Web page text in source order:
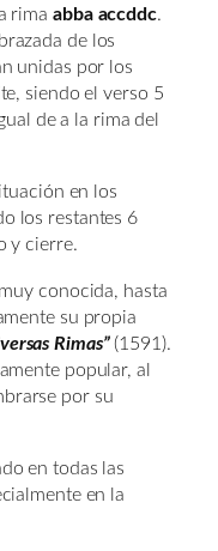
rima abba accddc.
de los
unidas por los
siendo el verso 5
de a la rima del
en los
los restantes 6
y cierre.
conocida, hasta
su propia
Rimas”(1591).
popular, al
por su
en todas las
en la